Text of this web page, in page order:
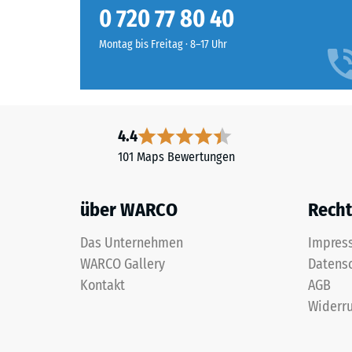
austauschen.
erscheint
frisches,
Gelbwertigkeit,
lebendige,
Note
verleiht.
-
2
=
ca.
0 720 77 80 40
Montag bis Freitag · 8–17 Uhr
4.4
101 Maps Bewertungen
über WARCO
Das Unternehmen
WARCO Gallery
Kontakt
AGB